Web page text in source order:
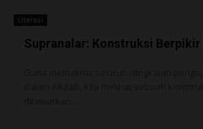
Literasi
Supranalar: Konstruksi Berpikir